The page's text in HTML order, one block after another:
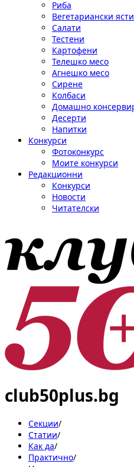
Риба
Вегетариански
Салати
Тестени
Картофени
Телешко месо
Агнешко месо
Сирене
Колбаси
Домашно
Десерти
Напитки
Конкурси
Фотоконкурс
Моите конкурси
Редакционни
Конкурси
Новости
Читателски
club50plus.bg
Секции/
Статии/
Как да/
Практично/